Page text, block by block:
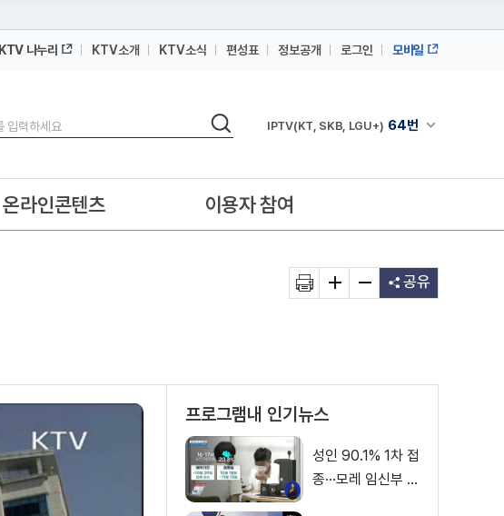
KTV 나누리 KTV소개 KTV소식 편성표 정보공개 로그인 모바일
검색 채널안내 펼쳐
IPTV(KT, SKB, LGU+) 64번
IPTV(KT, SKB, LGU+)
온라인콘텐츠 이용자 참여
공유
프로그램내 인기뉴스
성인 90.1% 1차 접
종···모레 임신부 사